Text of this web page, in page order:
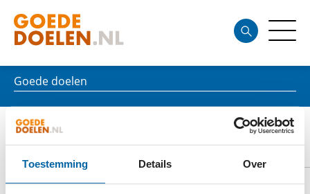
Toestemming Details Over
Goede doelen
FUND FOR EXCELLENCE OF THE
ROYAL CONSERVATOIRE